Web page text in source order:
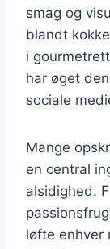
smag og
blandt
i
har øget
sociale
Mange
en central
alsidighed.
løfte enhver